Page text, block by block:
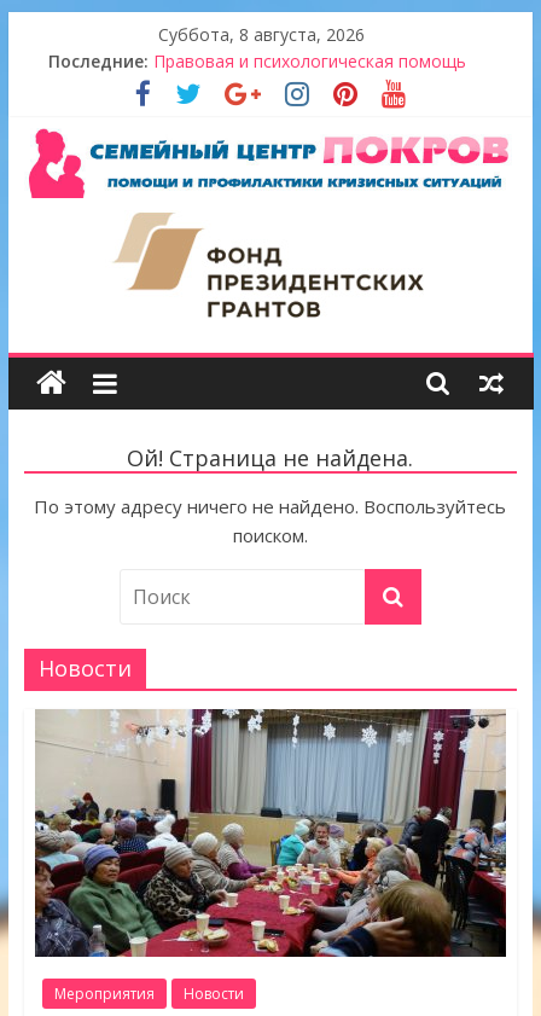
Суббота, 8 августа, 2026
Последние: Правовая и психологическая помощь
Итоги проекта 2022
В гостях у ДПЦ «Сретение»
Новогодний десант «Территории добра»
Золотой урожай
Семейный
центр
"Покров"
Ой! Страница не найдена.
По этому адресу ничего не найдено. Воспользуйтесь
поиском.
Новости
Мероприятия Новости